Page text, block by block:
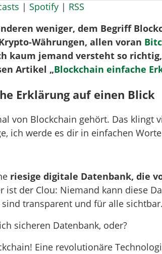
| Spotify | RSS
weniger, dem Begriff
Währungen, allen voran
kaum jemand versteht so
Artikel „Blockchain einfache
Erklärung auf einen Blick
von Blockchain gehört. Das klingt
ich werde es dir in einfachen
riesige digitale Datenbank, die
ist der Clou: Niemand kann diese
transparent und für alle sichtbar.
sicheren Datenbank, oder?
Eine revolutionäre